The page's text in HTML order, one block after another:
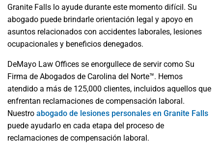
Granite Falls lo ayude durante este momento difícil. Su
abogado puede brindarle orientación legal y apoyo en
asuntos relacionados con accidentes laborales, lesiones
ocupacionales y beneficios denegados.
DeMayo Law Offices se enorgullece de servir como Su
Firma de Abogados de Carolina del Norte™. Hemos
atendido a más de 125,000 clientes, incluidos aquellos que
enfrentan reclamaciones de compensación laboral.
Nuestro abogado de lesiones personales en Granite Falls
puede ayudarlo en cada etapa del proceso de
reclamaciones de compensación laboral.